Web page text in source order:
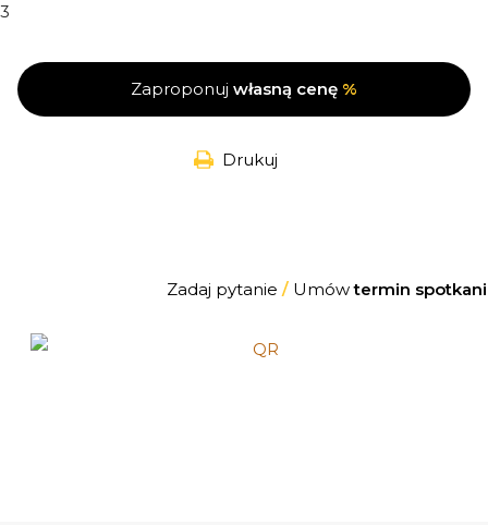
3
Zaproponuj własną cenę %
Drukuj
Zadaj pytanie /Umówtermin